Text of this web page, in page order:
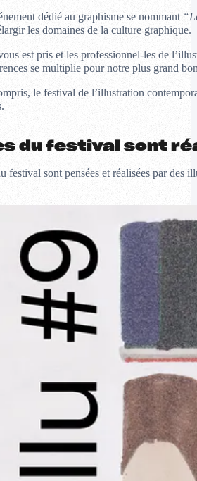
dédié au graphisme se nommant
les domaines de la culture graphique.
est pris et les professionnel-les de
se multiplie pour notre plus grand
le festival de l’illustration
du festival sont
festival sont pensées et réalisées par